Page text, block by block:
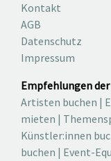
Kontakt
AGB
Datenschutz
Impressum
Empfehlungen
Artisten buchen |
mieten |
Künstler:innen
buchen | Event-